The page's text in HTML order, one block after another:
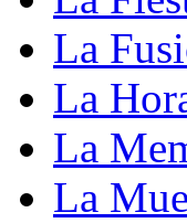
La
La
La
La